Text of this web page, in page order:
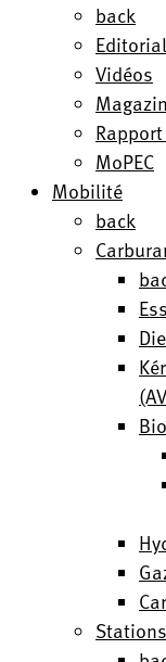
back
Vidéos
MoPEC
Mobilité
back